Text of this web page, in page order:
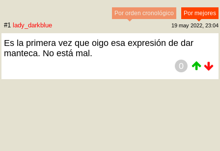
Por mejores
Por orden cronológico
#1 lady_darkblue 19 may 2022, 23:04
Es la primera vez que oigo esa expresión de dar
manteca. No está mal.
0